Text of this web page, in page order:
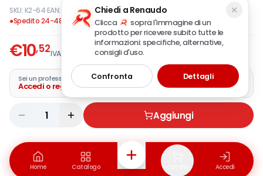
SKU:K2-64·EAN:
8023682600643
●Spedito 24-48 ore
€10,52IVA incl.
Sei un professionista?
Accedi o registra la tua azienda
1 Aggiungi
Home Catalogo Accedi
Chiedi a Renaudo
Clicca
sopra l'immagine di un
prodotto per ricevere subito tutte le
informazioni: specifiche, alternative,
consigli d'uso.
Confronta Dettagli